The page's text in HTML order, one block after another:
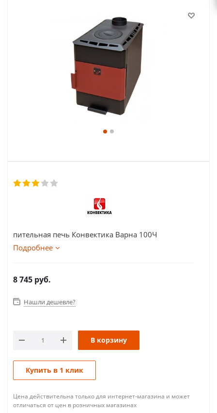
пительная печь Конвектика Варна 100Ч
Подробнее
8 745 руб.
Нашли дешевле?
В корзину
Купить в 1 клик
Цена действительна только для интернет-магазина и может
отличаться от цен в розничных магазинах